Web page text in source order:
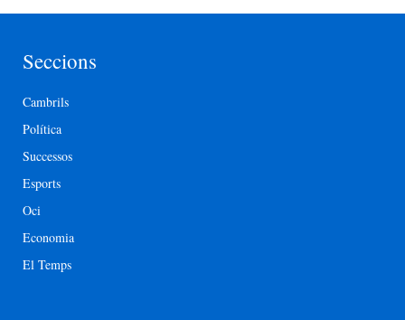
Seccions
Cambrils
Política
Successos
Esports
Oci
Economia
El Temps